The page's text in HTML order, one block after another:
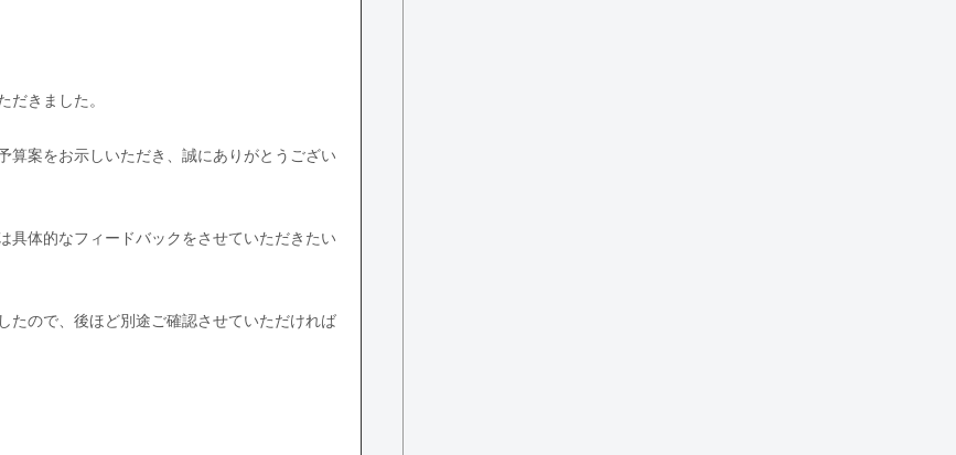
だきました。
算案をお示しいただき、誠にありがとうござい
具体的なフィードバックをさせていただきたい
たので、後ほど別途ご確認させていただければ